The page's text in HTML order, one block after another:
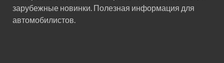
зарубежные новинки. Полезная информация для
автомобилистов.